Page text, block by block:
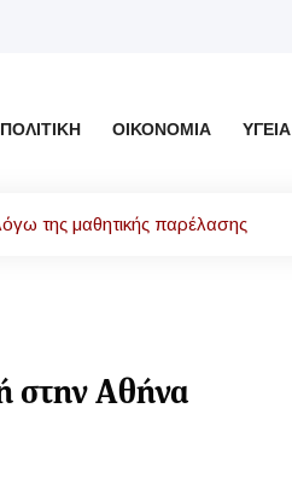
ΠΟΛΙΤΙΚΉ ΟΙΚΟΝΟΜΊΑ ΥΓΕΊΑ
της μαθητικής παρέλασης
στην Αθήνα